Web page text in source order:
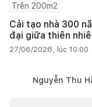
Trên 200m2
Cải tạo nhà 300
đại giữa thiên
27/06/2026, lúc 10:00
Nguyễn Thu